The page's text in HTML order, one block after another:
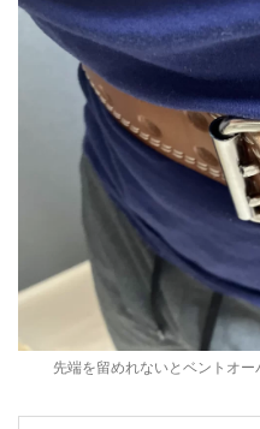
先端を留めれないとベントオ